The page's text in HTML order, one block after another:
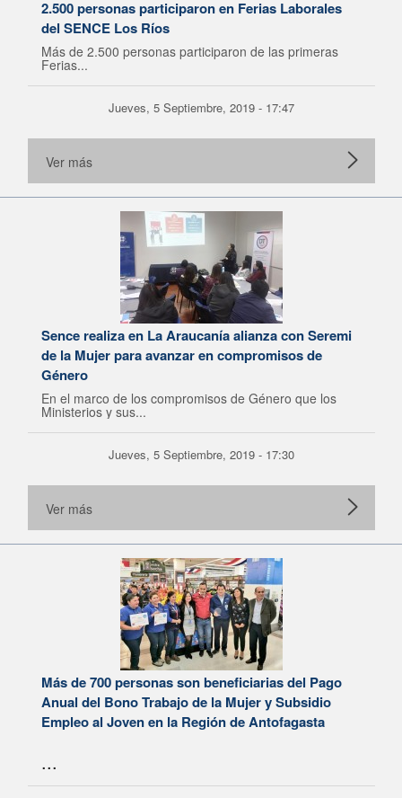
2.500 personas participaron en Ferias Laborales
del SENCE Los Ríos
Más de 2.500 personas participaron de las primeras
Ferias...
Jueves, 5 Septiembre, 2019 - 17:47
Ver más
Sence realiza en La Araucanía alianza con Seremi
de la Mujer para avanzar en compromisos de
Género
En el marco de los compromisos de Género que los
Ministerios y sus...
Jueves, 5 Septiembre, 2019 - 17:30
Ver más
Más de 700 personas son beneficiarias del Pago
Anual del Bono Trabajo de la Mujer y Subsidio
Empleo al Joven en la Región de Antofagasta
...